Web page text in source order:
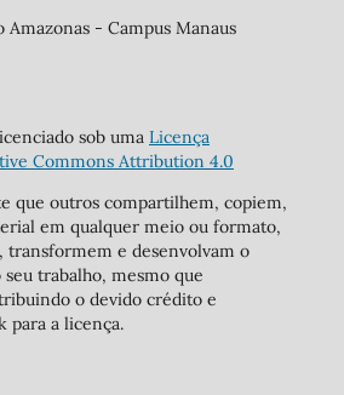
- Campus Manaus
sob uma Licença
Commons Attribution 4.0
que outros compartilhem, copiem,
em qualquer meio ou formato,
transformem e desenvolvam o
trabalho, mesmo que
o devido crédito e
para a licença.